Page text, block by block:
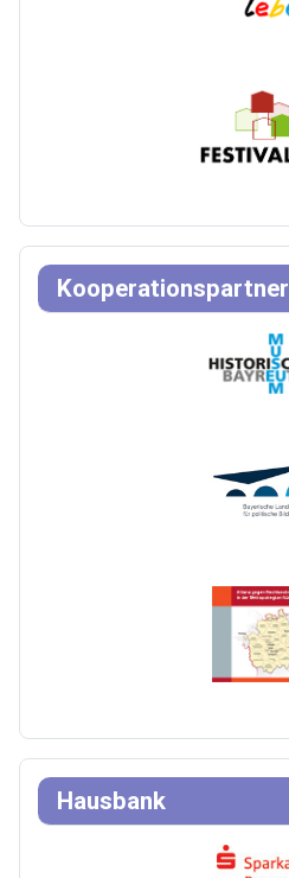
Kooperationspartner
Hausbank